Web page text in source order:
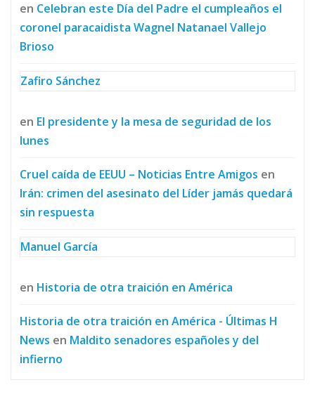
en Celebran este Día del Padre el cumpleaños el
coronel paracaidista Wagnel Natanael Vallejo
Brioso
Zafiro Sánchez
en El presidente y la mesa de seguridad de los
lunes
Cruel caída de EEUU – Noticias Entre Amigos en
Irán: crimen del asesinato del Líder jamás quedará
sin respuesta
Manuel García
en Historia de otra traición en América
Historia de otra traición en América - Últimas H
News en Maldito senadores españoles y del
infierno